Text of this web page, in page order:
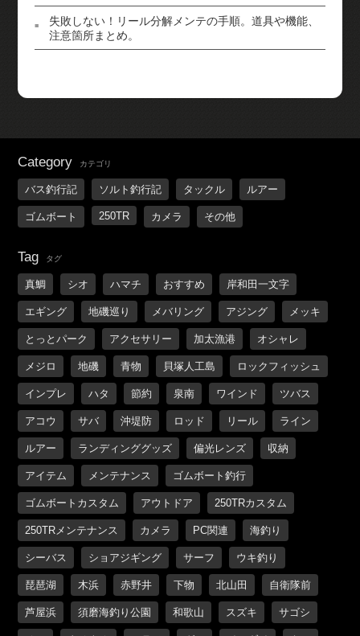
失敗しない！リール分解メンテの手順。道具や機能、
注意箇所まとめ。
Category カテゴリ
バス釣行記 ソルト釣行記 タックル ルアー
ゴムボート 250TR カメラ その他
Tag タグ
真鯛 シオ ハマチ おすすめ 岸和田一文字
エギング 地磯巡り メバリング アジング メッキ
とっとパーク アクセサリー 加太漁港 オシャレ
メジロ 地磯 青物 貝塚人工島 ロックフィッシュ
インプレ ハタ 節約 泉南 ワインド ツバス
アコウ サバ 沖堤防 ロッド リール ライン
ルアー ランディンググッズ 偏光レンズ 収納
アイテム メンテナンス ゴムボート釣行
ゴムボートカスタム アウトドア 250TRカスタム
250TRメンテナンス カメラ PC関連 海釣り
シーバス ショアジギング サーフ ウキ釣り
琵琶湖 木浜 赤野井 下物 北山田 自衛隊前
芦屋浜 須磨海釣り公園 和歌山 スズキ サゴシ